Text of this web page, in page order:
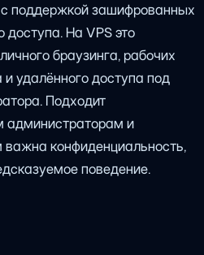
поддержкой зашифрованных
доступа. На VPS это
браузинга, рабочих
удалённого доступа под
Подходит
администраторам и
важна конфиденциальность,
поведение.